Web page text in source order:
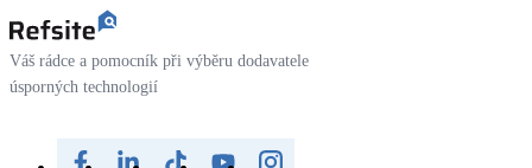
Váš rádce a pomocník při výběru dodavatele
úsporných technologií